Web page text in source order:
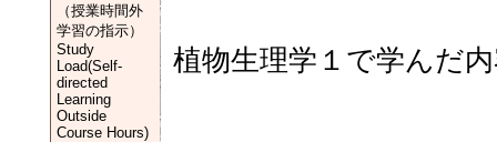
（授業時間外
学習の指示）
Study
Load(Self-
directed
Learning
Outside
Course Hours)
植物生理学１で学んだ